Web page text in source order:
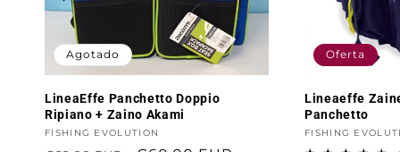
Agotado
LineaEffe Panchetto Doppio
Ripiano + Zaino Akami
Proveedor:
FISHING EVOLUTION
Oferta
Lineaeffe
Panchetto
Proveedor:
FISHING